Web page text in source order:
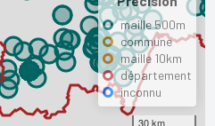
maille 500m
commune
maille 10km
département
inconnu
30 km